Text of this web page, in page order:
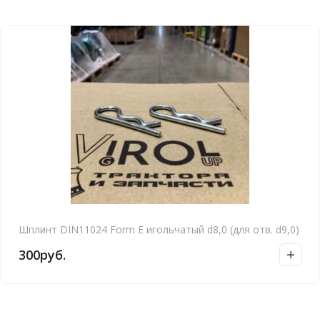
Шплинт DIN11024 Form E игольчатый d8,0 (для отв. d9,0)
300руб.